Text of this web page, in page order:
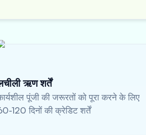
ऋण शर्तें
पूंजी की जरूरतों को पूरा करने के लिए
120 दिनों की क्रेडिट शर्तें